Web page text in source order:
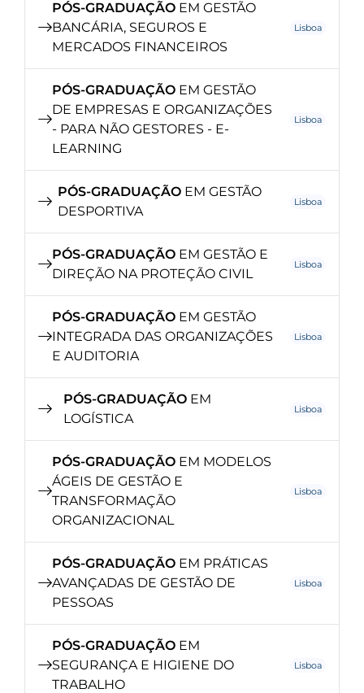
PÓS-GRADUAÇÃO EM GESTÃO
BANCÁRIA, SEGUROS E
MERCADOS FINANCEIROS
Lisboa
PÓS-GRADUAÇÃO EM GESTÃO
DE EMPRESAS E ORGANIZAÇÕES
- PARA NÃO GESTORES - E-
LEARNING
Lisboa
PÓS-GRADUAÇÃOEM GESTÃO
DESPORTIVA
Lisboa
PÓS-GRADUAÇÃO EM GESTÃO E
DIREÇÃO NA PROTEÇÃO CIVIL
Lisboa
PÓS-GRADUAÇÃO EM GESTÃO
INTEGRADA DAS ORGANIZAÇÕES
E AUDITORIA
Lisboa
PÓS-GRADUAÇÃOEM
LOGÍSTICA
Lisboa
PÓS-GRADUAÇÃO EM MODELOS
ÁGEIS DE GESTÃO E
TRANSFORMAÇÃO
ORGANIZACIONAL
Lisboa
PÓS-GRADUAÇÃO EM PRÁTICAS
AVANÇADAS DE GESTÃO DE
PESSOAS
Lisboa
PÓS-GRADUAÇÃO EM
SEGURANÇA E HIGIENE DO
TRABALHO
Lisboa